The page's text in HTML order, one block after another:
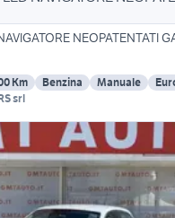
NEOPATENTATI
Km Benzina Manuale
srl